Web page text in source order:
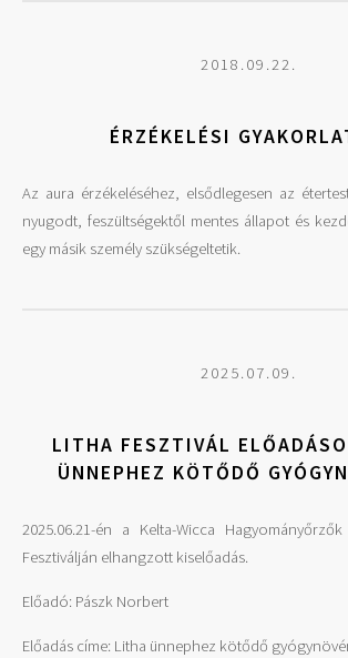
2018.09.22.
ÉRZÉKELÉSI
Az aura érzékeléséhez, elsődlegesen az
nyugodt, feszültségektől mentes állapot és
egy másik személy szükségeltetik.
2025.07.09.
LITHA FESZTIVÁL
ÜNNEPHEZ KÖTŐDŐ
2025.06.21-én a Kelta-Wicca
Fesztiválján elhangzott kiselőadás.
Előadó: Pászk Norbert
Előadás címe: Litha ünnephez kötődő